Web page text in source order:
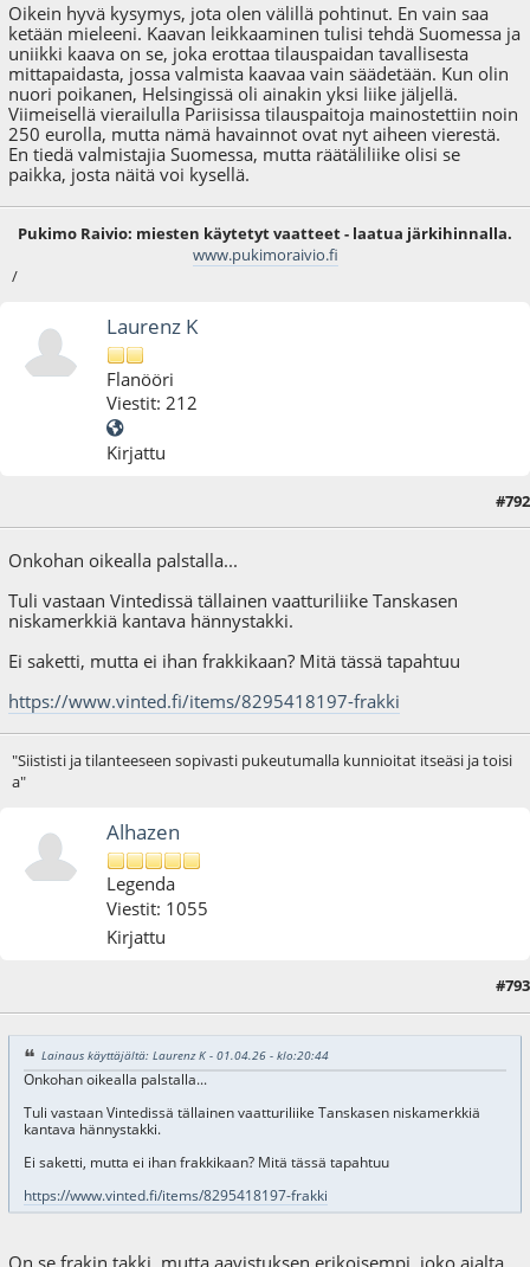
Oikein hyvä kysymys, jota olen välillä pohtinut. En vain saa
ketään mieleeni. Kaavan leikkaaminen tulisi tehdä Suomessa ja
uniikki kaava on se, joka erottaa tilauspaidan tavallisesta
mittapaidasta, jossa valmista kaavaa vain säädetään. Kun olin
nuori poikanen, Helsingissä oli ainakin yksi liike jäljellä.
Viimeisellä vierailulla Pariisissa tilauspaitoja mainostettiin noin
250 eurolla, mutta nämä havainnot ovat nyt aiheen vierestä.
En tiedä valmistajia Suomessa, mutta räätäliliike olisi se
paikka, josta näitä voi kysellä.
Pukimo Raivio: miesten käytetyt vaatteet - laatua järkihinnalla.
www.pukimoraivio.fi
/
Laurenz K
Flanööri
Viestit: 212
Kirjattu
#792
Onkohan oikealla palstalla...
Tuli vastaan Vintedissä tällainen vaatturiliike Tanskasen
niskamerkkiä kantava hännystakki.
Ei saketti, mutta ei ihan frakkikaan? Mitä tässä tapahtuu
https://www.vinted.fi/items/8295418197-frakki
"Siististi ja tilanteeseen sopivasti pukeutumalla kunnioitat itseäsi ja toisi
a"
Alhazen
Legenda
Viestit: 1055
Kirjattu
#793
Lainaus käyttäjältä: Laurenz K - 01.04.26 - klo:20:44
Onkohan oikealla palstalla...
Tuli vastaan Vintedissä tällainen vaatturiliike Tanskasen niskamerkkiä
kantava hännystakki.
Ei saketti, mutta ei ihan frakkikaan? Mitä tässä tapahtuu
https://www.vinted.fi/items/8295418197-frakki
On se frakin takki, mutta aavistuksen erikoisempi, joko ajalta